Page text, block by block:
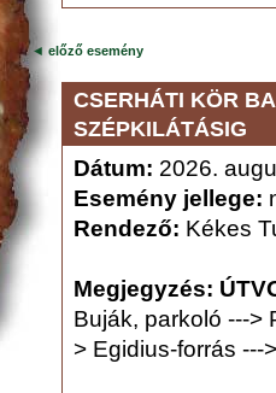
◄ előző esemény
CSERHÁTI KÖR
SZÉPKILÁTÁSIG
Dátum: 2026.
Esemény jellege:
Rendező: Kékes
Megjegyzés:
Buják, parkoló --->
> Egidius-forrás ---